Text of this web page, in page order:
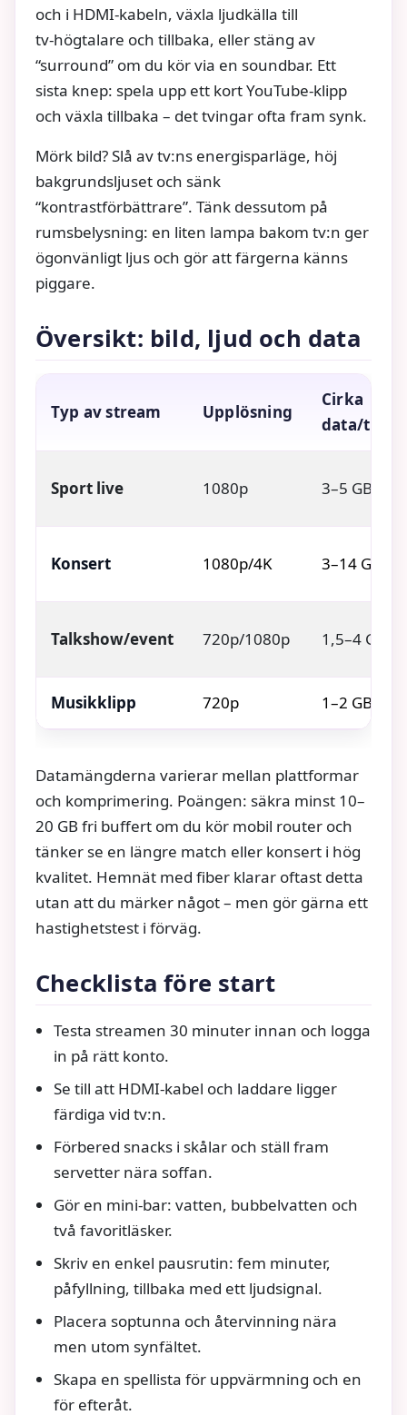
och i HDMI‑kabeln, växla ljudkälla till
tv‑högtalare och tillbaka, eller stäng av
“surround” om du kör via en soundbar. Ett
sista knep: spela upp ett kort YouTube‑klipp
och växla tillbaka – det tvingar ofta fram synk.
Mörk bild? Slå av tv:ns energisparläge, höj
bakgrundsljuset och sänk
“kontrastförbättrare”. Tänk dessutom på
rumsbelysning: en liten lampa bakom tv:n ger
ögonvänligt ljus och gör att färgerna känns
piggare.
Översikt: bild, ljud och data
Typ av stream Upplösning
Cirka
data/
Sport live 1080p 3–5 GB
Konsert 1080p/4K 3–14 GB
Talkshow/event 720p/1080p 1,5–4 GB
Musikklipp 720p 1–2 GB
Datamängderna varierar mellan plattformar
och komprimering. Poängen: säkra minst 10–
20 GB fri buffert om du kör mobil router och
tänker se en längre match eller konsert i hög
kvalitet. Hemnät med fiber klarar oftast detta
utan att du märker något – men gör gärna ett
hastighetstest i förväg.
Checklista före start
Testa streamen 30 minuter innan och logga
in på rätt konto.
Se till att HDMI‑kabel och laddare ligger
färdiga vid tv:n.
Förbered snacks i skålar och ställ fram
servetter nära soffan.
Gör en mini‑bar: vatten, bubbelvatten och
två favoritläsker.
Skriv en enkel pausrutin: fem minuter,
påfyllning, tillbaka med ett ljudsignal.
Placera soptunna och återvinning nära
men utom synfältet.
Skapa en spellista för uppvärmning och en
för efteråt.